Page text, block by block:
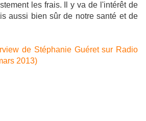
les frais. Il y va de l'intérêt de
aussi bien sûr de notre santé et de
de Stéphanie Guéret sur Radio
2013)